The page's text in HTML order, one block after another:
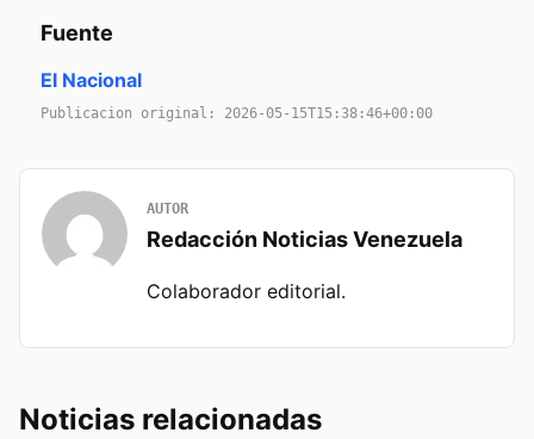
Fuente
El Nacional
Publicacion original: 2026-05-15T15:38:46+00:00
AUTOR
Redacción Noticias Venezuela
Colaborador editorial.
Noticias relacionadas